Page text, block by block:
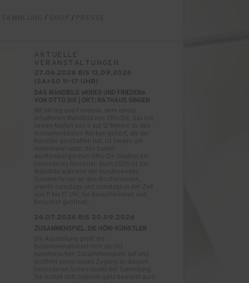
SAMMLUNG / SHOP / PRESSE
AKTUELLE
VERANSTALTUNGEN
DAS WANDBILD »KRIEG UND FRIEDEN»
VON OTTO DIX | ORT: RATHAUS SINGEN
Mit »Krieg und Frieden«, dem einzig
erhaltenen Wandbild von Otto Dix, das mit
seinen Maßen von 5 auf 12 Metern zu den
monumentalsten Werken gehört, die der
Künstler geschaffen hat, ist Singen am
Hohentwiel unter den baden-
württembergischen Otto-Dix-Städten ein
besonderes Reiseziel. Auch 2026 ist das
Wandbild während der bundesweiten
Sommerferien an den Wochenenden,
jeweils samstags und sonntags in der Zeit
von 11 bis 17 Uhr, für Besucherinnen und
Besucher geöffnet.
ZUSAMMENSPIEL. DIE HÖRI-KÜNSTLER
Die Ausstellung greift die
Bodenseehalbinsel Höri als Ort
künstlerischen Zusammenspiels auf und
eröffnet einen neuen Zugang zu diesem
besonderen Schwerpunkt der Sammlung.
Sie richtet sich zugleich ganz bewusst auch